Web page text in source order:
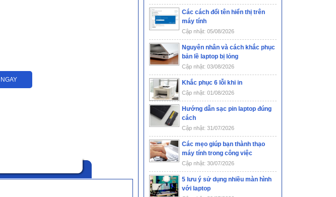
Các cách đổi tên hiển thị trên
máy tính
Cập nhật: 05/08/2026
Nguyên nhân và cách khắc phục
bản lề laptop bị lỏng
Cập nhật: 03/08/2026
Khắc phục 6 lỗi khi in
Cập nhật: 01/08/2026
Hướng dẫn sạc pin laptop đúng
cách
Cập nhật: 31/07/2026
Các mẹo giúp bạn thành thạo
máy tính trong công việc
Cập nhật: 30/07/2026
5 lưu ý sử dụng nhiều màn hình
với laptop